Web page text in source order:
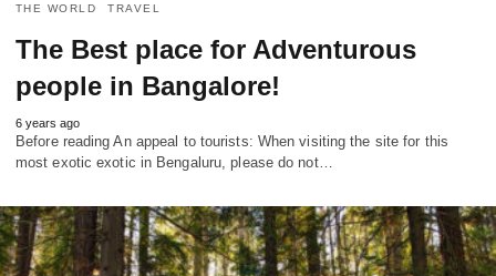
THE WORLD TRAVEL
The Best place for Adventurous
people in Bangalore!
6 years ago
Before reading An appeal to tourists: When visiting the site for this
most exotic exotic in Bengaluru, please do not…